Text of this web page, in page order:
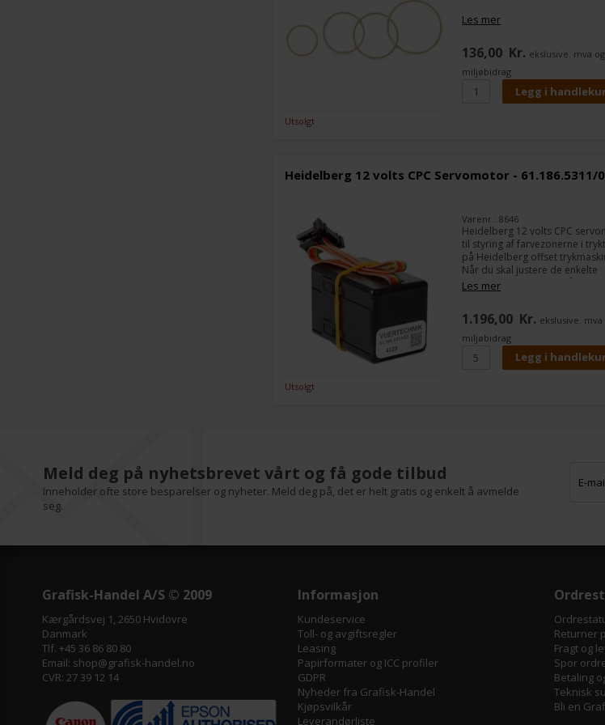
Utsolgt
Antal: 6 stk/pose
Passer til: Heidelberg SM 52
Heidelbergs artikel nr.
Les mer
136,00 Kr. ekslusive. mva og
miljøbidrag
Heidelberg 12 volts CPC Servomotor - 61.186.5311/
Utsolgt
Varenr.: 8646
Heidelberg 12 volts CPC
til styring af farvezonerne i
på Heidelberg offset
Når du skal justere de enkelte
farvezoner fra pulten, så er det
at alle servomotorer virker
trykker har derfor altid flere
liggende i skuffen.
Udskiftningen kan du let selv
kræver ikke teknikker hjælp.
PM 52, SM 52, SM 72, SM 74, CD
102, CD 102 og enkelte MO
Les mer
1.196,00 Kr. ekslusive. mva
miljøbidrag
Meld deg på nyhetsbrevet vårt og få gode tilbud
Inneholder ofte store besparelser og nyheter. Meld deg på, det er helt gratis og enkelt å avmelde
seg.
Grafisk-Handel A/S © 2009
Kærgårdsvej 1, 2650 Hvidovre
Danmark
Tlf. +45 36 86 80 80
Email: shop@grafisk-handel.no
CVR: 27 39 12 14
Informasjon
Kundeservice
Toll- og avgiftsregler
Leasing
Papirformater og ICC profiler
GDPR
Nyheder fra Grafisk-Handel
Kjøpsvilkår
Leverandørliste
Returner
Fragt og
Spor
Betaling
Teknisk
Bli en